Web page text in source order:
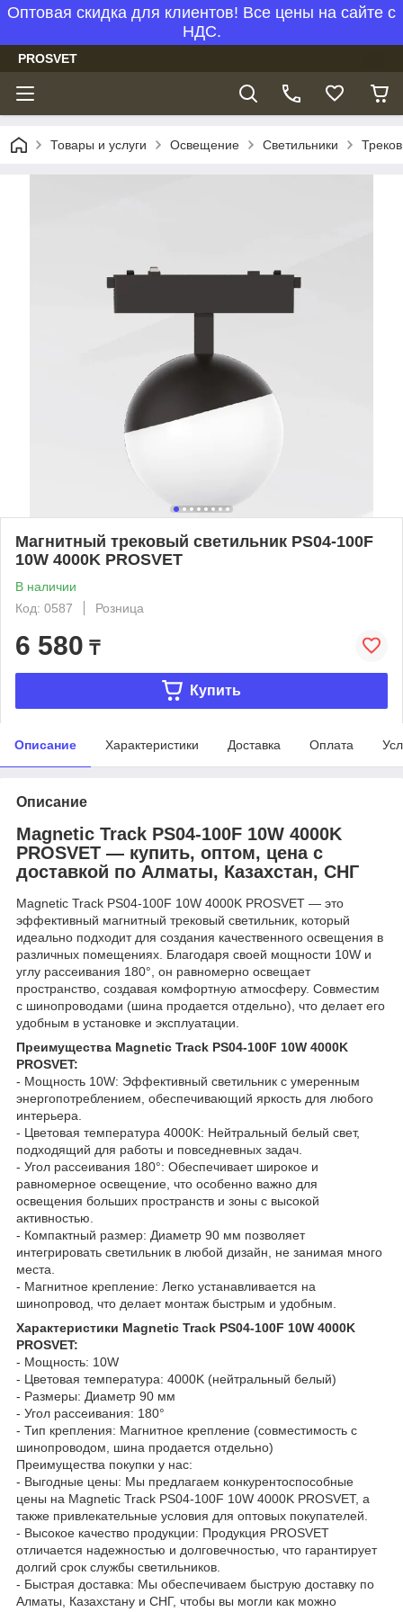
Оптовая скидка для клиентов! Все цены на сайте с
НДС.
PROSVET
Товары и услуги Освещение Светильники
Магнитный трековый светильник PS04-100F
10W 4000K PROSVET
В наличии
Код: 0587
Розница
6 580 ₸
Купить
Описание Характеристики Доставка Оплата
Описание
Magnetic Track PS04-100F 10W 4000K
PROSVET — купить, оптом, цена с
доставкой по Алматы, Казахстан, СНГ
Magnetic Track PS04-100F 10W 4000K PROSVET — это
эффективный магнитный трековый светильник, который
идеально подходит для создания качественного освещения в
различных помещениях. Благодаря своей мощности 10W и
углу рассеивания 180°, он равномерно освещает
пространство, создавая комфортную атмосферу. Совместим
с шинопроводами (шина продается отдельно), что делает его
удобным в установке и эксплуатации.
Преимущества Magnetic Track PS04-100F 10W 4000K
PROSVET:
- Мощность 10W: Эффективный светильник с умеренным
энергопотреблением, обеспечивающий яркость для любого
интерьера.
- Цветовая температура 4000K: Нейтральный белый свет,
подходящий для работы и повседневных задач.
- Угол рассеивания 180°: Обеспечивает широкое и
равномерное освещение, что особенно важно для
освещения больших пространств и зоны с высокой
активностью.
- Компактный размер: Диаметр 90 мм позволяет
интегрировать светильник в любой дизайн, не занимая много
места.
- Магнитное крепление: Легко устанавливается на
шинопровод, что делает монтаж быстрым и удобным.
Характеристики Magnetic Track PS04-100F 10W 4000K
PROSVET:
- Мощность: 10W
- Цветовая температура: 4000K (нейтральный белый)
- Размеры: Диаметр 90 мм
- Угол рассеивания: 180°
- Тип крепления: Магнитное крепление (совместимость с
шинопроводом, шина продается отдельно)
Преимущества покупки у нас:
- Выгодные цены: Мы предлагаем конкурентоспособные
цены на Magnetic Track PS04-100F 10W 4000K PROSVET, а
также привлекательные условия для оптовых покупателей.
- Высокое качество продукции: Продукция PROSVET
отличается надежностью и долговечностью, что гарантирует
долгий срок службы светильников.
- Быстрая доставка: Мы обеспечиваем быструю доставку по
Алматы, Казахстану и СНГ, чтобы вы могли как можно